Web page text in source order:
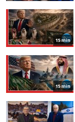
15 min
15 min